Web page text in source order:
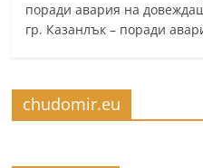
поради авария на
гр. Казанлък – поради
chudomir.eu